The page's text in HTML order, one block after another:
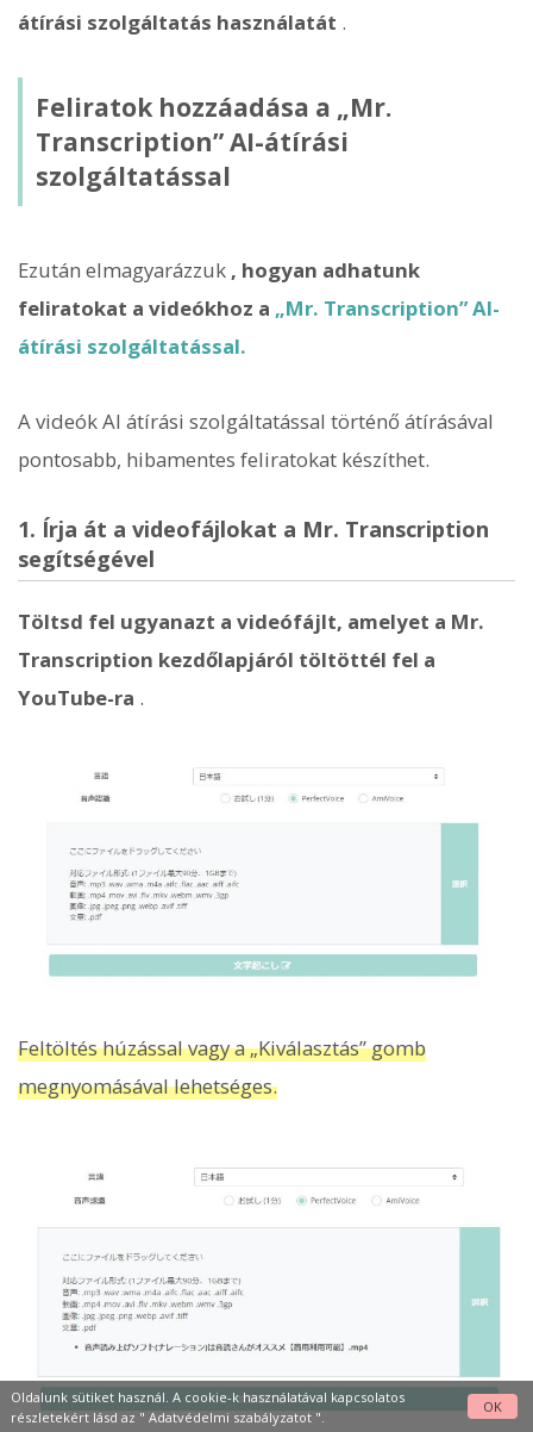
átírási szolgáltatás használatát .
Feliratok hozzáadása a „Mr.
Transcription” AI-átírási
szolgáltatással
Ezután elmagyarázzuk , hogyan adhatunk
feliratokat a videókhoz a „Mr. Transcription” AI-
átírási szolgáltatással.
A videók AI átírási szolgáltatással történő átírásával
pontosabb, hibamentes feliratokat készíthet.
1. Írja át a videofájlokat a Mr. Transcription
segítségével
Töltsd fel ugyanazt a videófájlt, amelyet a Mr.
Transcription kezdőlapjáról töltöttél fel a
YouTube-ra .
Feltöltés húzással vagy a „Kiválasztás” gomb
megnyomásával lehetséges.
Oldalunk sütiket használ. A cookie-k használatával kapcsolatos
részletekért lásd az " Adatvédelmi szabályzatot".
OK